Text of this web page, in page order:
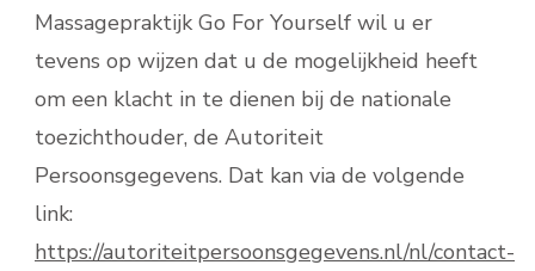
Massagepraktijk Go For Yourself wil u er
tevens op wijzen dat u de mogelijkheid heeft
om een klacht in te dienen bij de nationale
toezichthouder, de Autoriteit
Persoonsgegevens. Dat kan via de volgende
link:
https://autoriteitpersoonsgegevens.nl/nl/contact-